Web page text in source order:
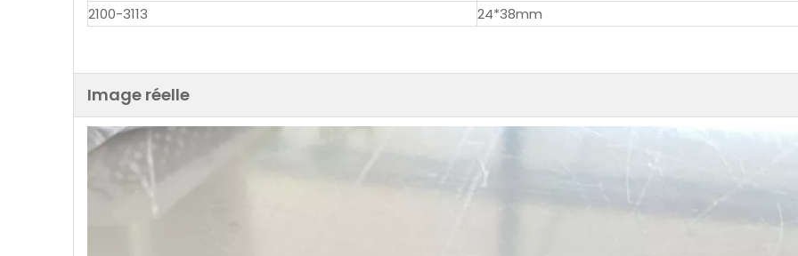
2100-3113
24*38mm
Image réelle